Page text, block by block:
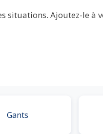
situations. Ajoutez-le à
Gants